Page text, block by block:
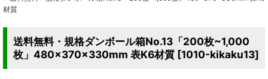
材質
送料無料・規格ダンボール箱No.13「200枚~1,000
枚」480×370×330mm 表K6材質 [1010-kikaku13]